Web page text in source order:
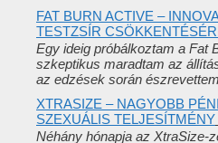
FAT BURN ACTIVE –
TESTZSÍR
Egy ideig próbálkoztam a Fat
szkeptikus maradtam az
az edzések során
XTRASIZE – NAGYOBB
SZEXUÁLIS TELJESÍTMÉNY
Néhány hónapja az XtraSize-